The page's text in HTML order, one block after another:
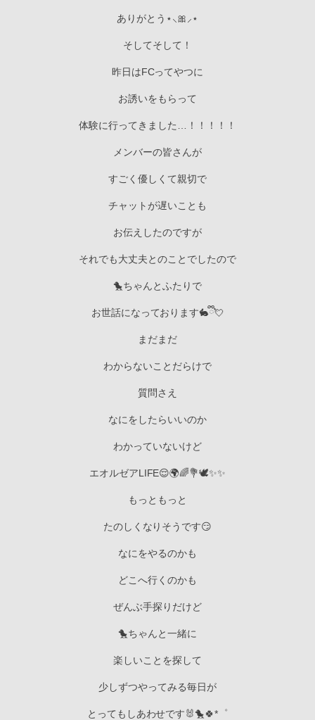
ありがとう⋆⸜🎀⸝‍⋆
そしてそして！
昨日はFCってやつに
お誘いをもらって
体験に行ってきました…！！！！！
メンバーの皆さんが
すごく優しくて親切で
チャットが遅いことも
お伝えしたのですが
それでも大丈夫とのことでしたので
🐤ちゃんとふたりで
お世話になっております🐇ྀི💘
まだまだ
わからないことだらけで
質問さえ
なにをしたらいいのか
わかっていないけど
エオルゼアLIFE😌🌍🌈💐🕊✨✨
もっともっと
たのしくなりそうです😏
なにをやるのかも
どこへ行くのかも
ぜんぶ手探りだけど
🐤ちゃんと一緒に
楽しいことを探して
少しずつやってみる毎日が
とってもしあわせです🐰🐤🍀*゜